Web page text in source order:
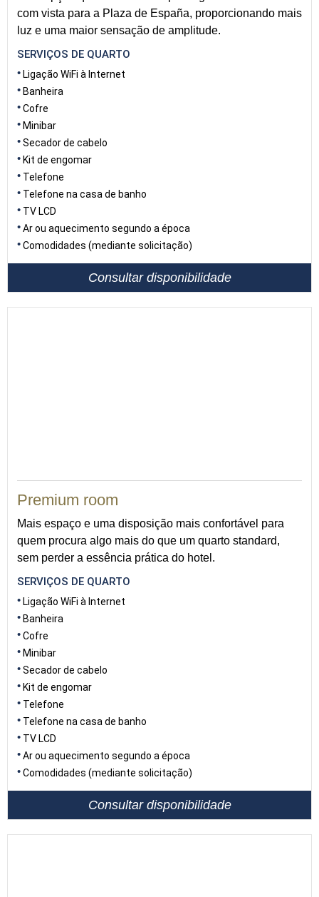
com vista para a Plaza de España, proporcionando mais
luz e uma maior sensação de amplitude.
SERVIÇOS DE QUARTO
Ligação WiFi à Internet
Banheira
Cofre
Minibar
Secador de cabelo
Kit de engomar
Telefone
Telefone na casa de banho
TV LCD
Ar ou aquecimento segundo a época
Comodidades (mediante solicitação)
Consultar disponibilidade
Premium room
Mais espaço e uma disposição mais confortável para
quem procura algo mais do que um quarto standard,
sem perder a essência prática do hotel.
SERVIÇOS DE QUARTO
Ligação WiFi à Internet
Banheira
Cofre
Minibar
Secador de cabelo
Kit de engomar
Telefone
Telefone na casa de banho
TV LCD
Ar ou aquecimento segundo a época
Comodidades (mediante solicitação)
Consultar disponibilidade